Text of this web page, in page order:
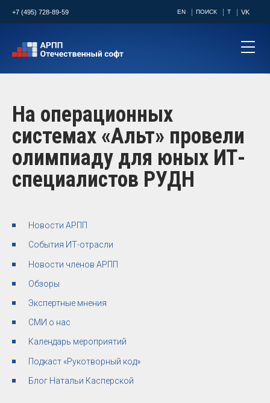
+7 (495) 728-89-59 EN ПОИСК T VK
На операционных
системах «Альт» провели
олимпиаду для юных ИТ-
специалистов РУДН
Новости АРПП
События ИТ-отрасли
Новости членов АРПП
Обзоры
Экспертные мнения
СМИ о нас
Календарь мероприятий
Подкаст «Рукотворный код»
Блог Натальи Касперской